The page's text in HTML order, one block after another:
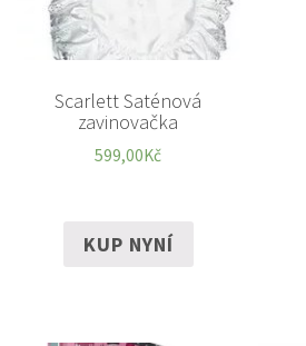
Scarlett Saténová
zavinovačka
599,00Kč
KUP NYNÍ